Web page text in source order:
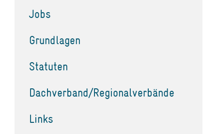
Jobs
Grundlagen
Statuten
Dachverband/Regionalverbände
Links